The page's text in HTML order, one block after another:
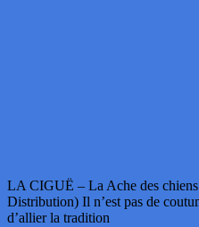
LA CIGUË – La Ache des
Distribution) Il n’est pas de
d’allier la tradition